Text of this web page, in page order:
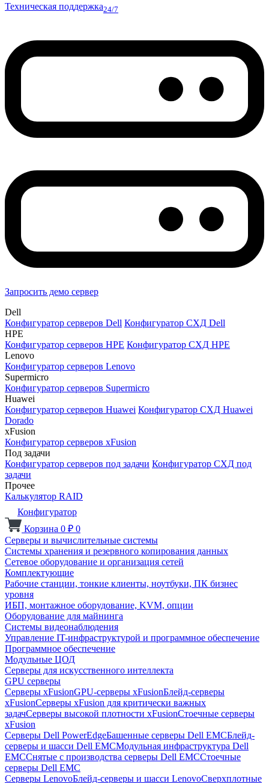
Техническая поддержка24/7
Запросить демо сервер
Dell
Конфигуратор серверов Dell Конфигуратор СХД Dell
HPE
Конфигуратор серверов HPE Конфигуратор СХД HPE
Lenovo
Конфигуратор серверов Lenovo
Supermicro
Конфигуратор серверов Supermicro
Huawei
Конфигуратор серверов Huawei Конфигуратор СХД Huawei
Dorado
xFusion
Конфигуратор серверов xFusion
Под задачи
Конфигуратор серверов под задачи Конфигуратор СХД под
задачи
Прочее
Калькулятор RAID
Конфигуратор
Корзина 0 ₽ 0
Серверы и вычислительные системы
Системы хранения и резервного копирования данных
Сетевое оборудование и организация сетей
Комплектующие
Рабочие станции, тонкие клиенты, ноутбуки, ПК бизнес
уровня
ИБП, монтажное оборудование, KVM, опции
Оборудование для майнинга
Системы видеонаблюдения
Управление IT-инфраструктурой и программное обеспечение
Программное обеспечение
Модульные ЦОД
Серверы для искусственного интеллекта
GPU серверы
Серверы xFusionGPU-серверы xFusionБлейд-серверы
xFusionСерверы xFusion для критически важных
задачСерверы высокой плотности xFusionСтоечные серверы
xFusion
Серверы Dell PowerEdgeБашенные серверы Dell EMCБлейд-
серверы и шасси Dell EMCМодульная инфраструктура Dell
EMCСнятые с производства серверы Dell EMCСтоечные
серверы Dell EMC
Серверы LenovoБлейд-серверы и шасси LenovoСверхплотные